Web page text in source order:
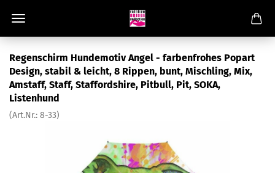
Regenschirm Hundemotiv Angel - farbenfrohes Popart
Design, stabil & leicht, 8 Rippen, bunt, Mischling, Mix,
Amstaff, Staff, Staffordshire, Pitbull, Pit, SOKA,
Listenhund
(Art.Nr.: 8-33)